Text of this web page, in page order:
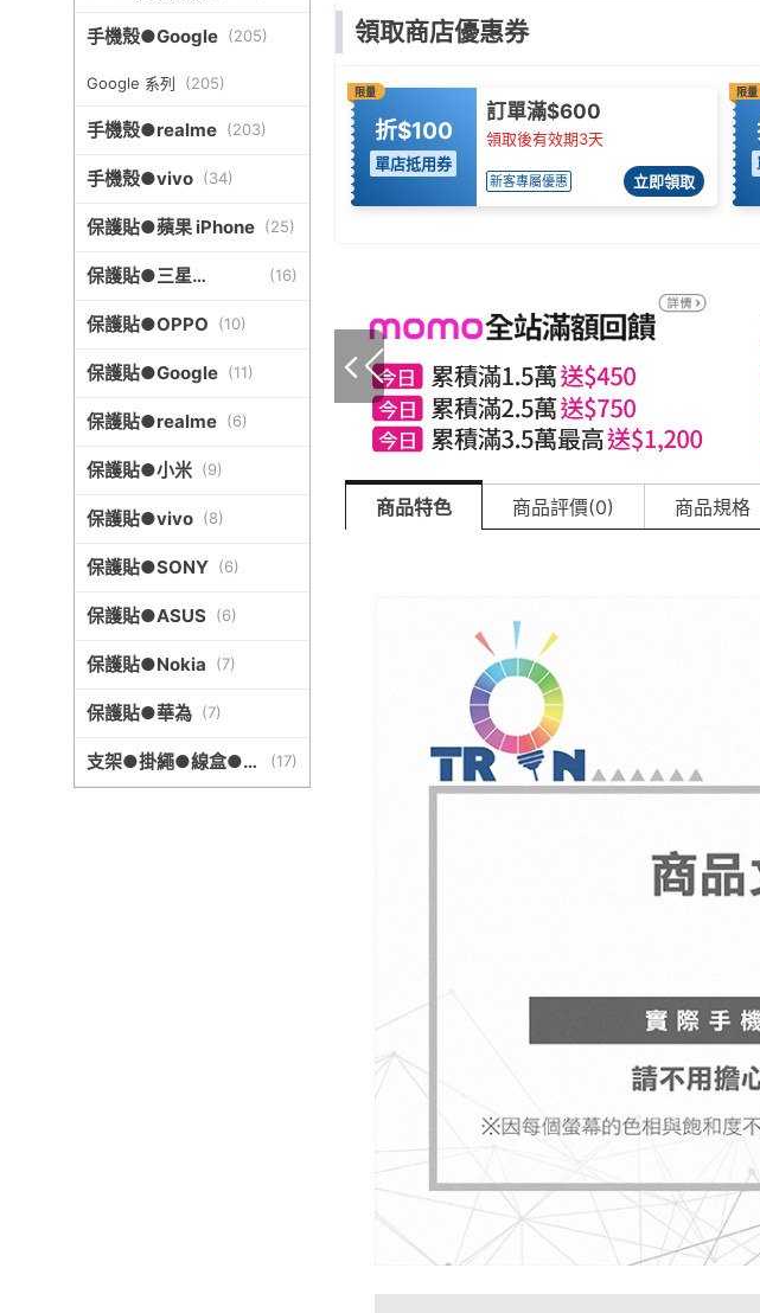
手機殼●Google (205)
Google 系列 (205)
手機殼●realme (203)
手機殼●vivo (34)
保護貼●蘋果 iPhone (25)
保護貼●三星
(16)
保護貼●OPPO (10)
保護貼●Google (11)
保護貼●realme (6)
保護貼●小米 (9)
保護貼●vivo (8)
保護貼●SONY (6)
保護貼●ASUS (6)
保護貼●Nokia (7)
保護貼●華為 (7)
支架●掛繩●線盒●其
他周邊
(17)
領取商店優惠券
限量
折$100
單店抵用券
訂單滿$600
領取後有效期3天
新客專屬優惠 立即領取
限量
商品特色 商品評價(0) 商品規格